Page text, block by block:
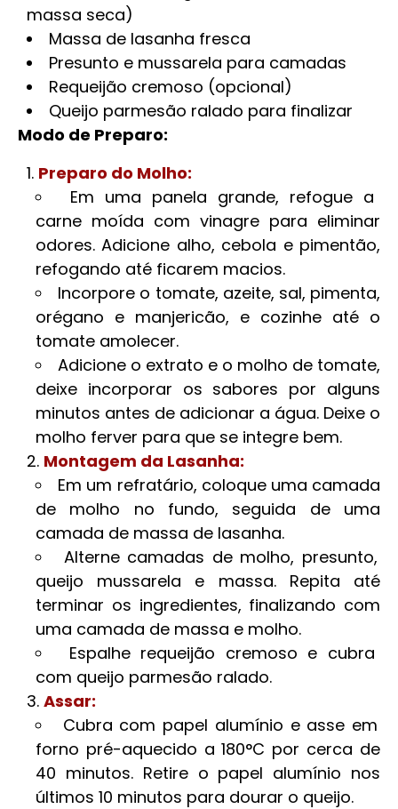
massa seca)
Massa de lasanha fresca
Presunto e mussarela para camadas
Requeijão cremoso (opcional)
Queijo parmesão ralado para finalizar
Modo de Preparo:
Preparo do Molho:
Em uma panela grande, refogue a
carne moída com vinagre para eliminar
odores. Adicione alho, cebola e pimentão,
refogando até ficarem macios.
Incorpore o tomate, azeite, sal, pimenta,
orégano e manjericão, e cozinhe até o
tomate amolecer.
Adicione o extrato e o molho de tomate,
deixe incorporar os sabores por alguns
minutos antes de adicionar a água. Deixe o
molho ferver para que se integre bem.
Montagem da Lasanha:
Em um refratário, coloque uma camada
de molho no fundo, seguida de uma
camada de massa de lasanha.
Alterne camadas de molho, presunto,
queijo mussarela e massa. Repita até
terminar os ingredientes, finalizando com
uma camada de massa e molho.
Espalhe requeijão cremoso e cubra
com queijo parmesão ralado.
Assar:
Cubra com papel alumínio e asse em
forno pré-aquecido a 180°C por cerca de
40 minutos. Retire o papel alumínio nos
últimos 10 minutos para dourar o queijo.